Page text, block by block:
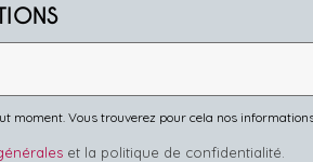
moment. Vous trouverez pour cela nos
et la politique de confidentialité.